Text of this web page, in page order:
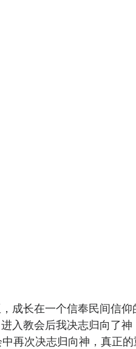
成长在一个信奉民间信
入教会后我决志归向了
再次决志归向神，真正